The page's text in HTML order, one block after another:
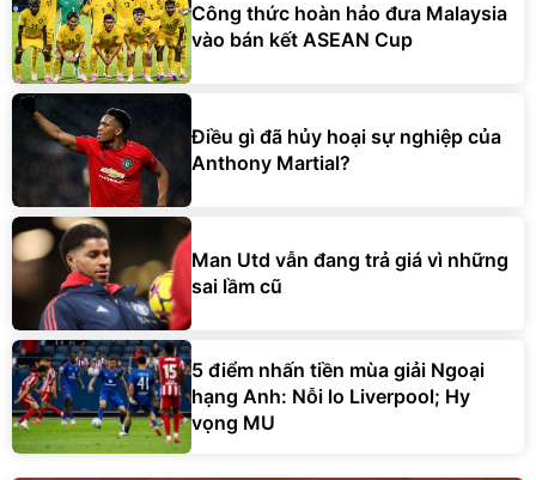
Công thức hoàn hảo đưa Malaysia
vào bán kết ASEAN Cup
Điều gì đã hủy hoại sự nghiệp của
Anthony Martial?
Man Utd vẫn đang trả giá vì những
sai lầm cũ
5 điểm nhấn tiền mùa giải Ngoại
hạng Anh: Nỗi lo Liverpool; Hy
vọng MU